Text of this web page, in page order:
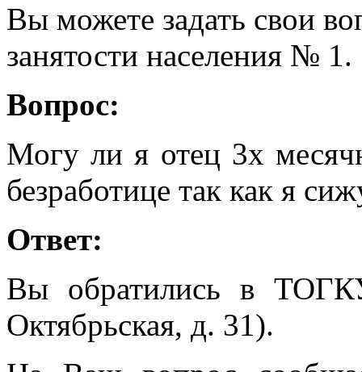
Вы можете задать свои
занятости населения № 1.
Вопрос:
Могу ли я отец 3х
безработице так как я
Ответ:
Вы обратились в
Октябрьская, д. 31).